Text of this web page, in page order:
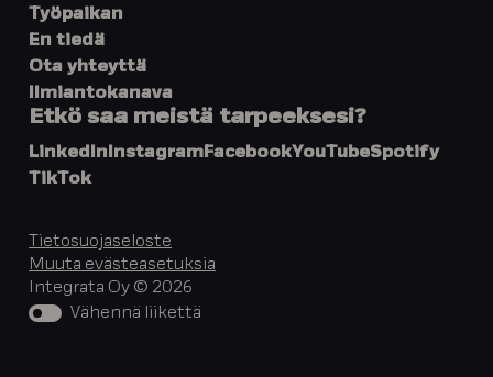
Työpaikan
En tiedä
Ota yhteyttä
Ilmiantokanava
Etkö saa meistä tarpeeksesi?
LinkedInInstagramFacebookYouTubeSpotify
TikTok
Tietosuojaseloste
Muuta evästeasetuksia
Integrata Oy © 2026
Vähennä liikettä